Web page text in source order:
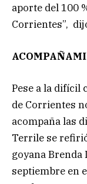
aporte del 100
Corrientes”,
Pese a la difícil
de Corrientes
acompaña las
Terrile se
goyana
septiembre en